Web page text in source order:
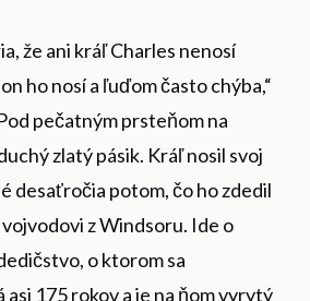
že ani kráľ Charles nenosí
ho nosí a ľuďom často chýba,“
pečatným prsteňom na
zlatý pásik. Kráľ nosil svoj
desaťročia potom, čo ho zdedil
z Windsoru. Ide o
o ktorom sa
asi 175 rokov a je na ňom vyrytý